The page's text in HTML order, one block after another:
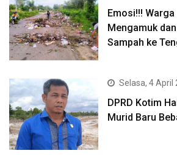
Emosi!!!
Mengamuk
Sampah ke
Selasa, 4 April
DPRD Kotim
Murid Baru